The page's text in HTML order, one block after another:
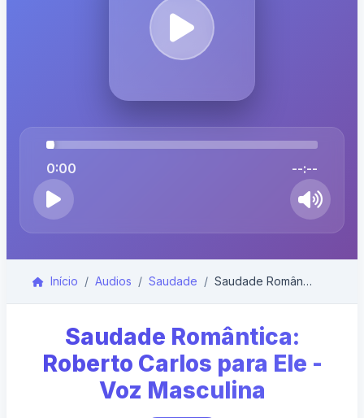
0:00 --:--
Início Audios Saudade Saudade Romântica: Roberto Carlos para Ele - Voz M...
Saudade Romântica:
Roberto Carlos para Ele -
Voz Masculina